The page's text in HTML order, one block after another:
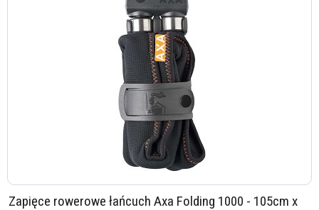
Zapięce rowerowe łańcuch Axa Folding 1000 - 105cm x